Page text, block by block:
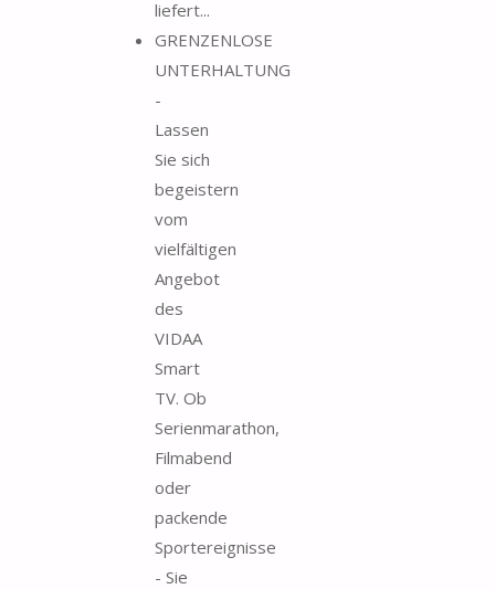
liefert...
GRENZENLOSE
UNTERHALTUNG
-
Lassen
Sie sich
begeistern
vom
vielfältigen
Angebot
des
VIDAA
Smart
TV. Ob
Serienmarathon,
Filmabend
oder
packende
Sportereignisse
- Sie